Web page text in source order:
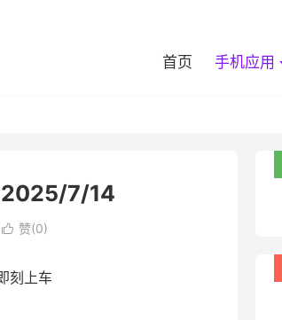
首页 手机应用
2025/7/14
 赞(0)
刻上车